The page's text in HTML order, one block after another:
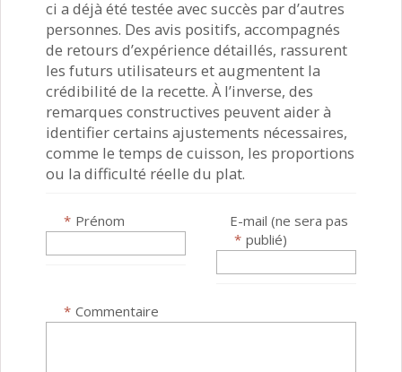
ci a déjà été testée avec succès par d’autres
personnes. Des avis positifs, accompagnés
de retours d’expérience détaillés, rassurent
les futurs utilisateurs et augmentent la
crédibilité de la recette. À l’inverse, des
remarques constructives peuvent aider à
identifier certains ajustements nécessaires,
comme le temps de cuisson, les proportions
ou la difficulté réelle du plat.
Commentaire
*
Prénom
*
E-mail (ne sera pas
publié)
*